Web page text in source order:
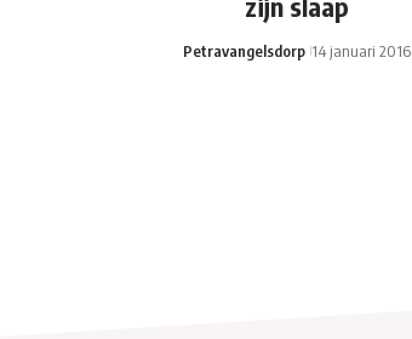
Petravangelsdorp 14 januari 2016